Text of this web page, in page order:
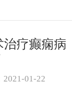
疗癫痫病
2021-01-22